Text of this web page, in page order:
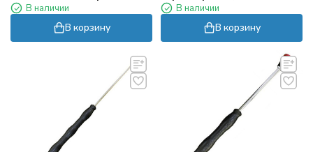
прямое) TOR
В наличии
В корзину
В наличии
В корзину